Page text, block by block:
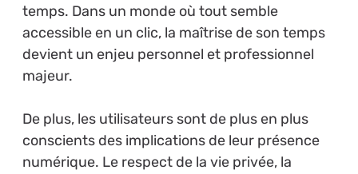
temps. Dans un monde où tout semble
accessible en un clic, la maîtrise de son temps
devient un enjeu personnel et professionnel
majeur.
De plus, les utilisateurs sont de plus en plus
conscients des implications de leur présence
numérique. Le respect de la vie privée, la